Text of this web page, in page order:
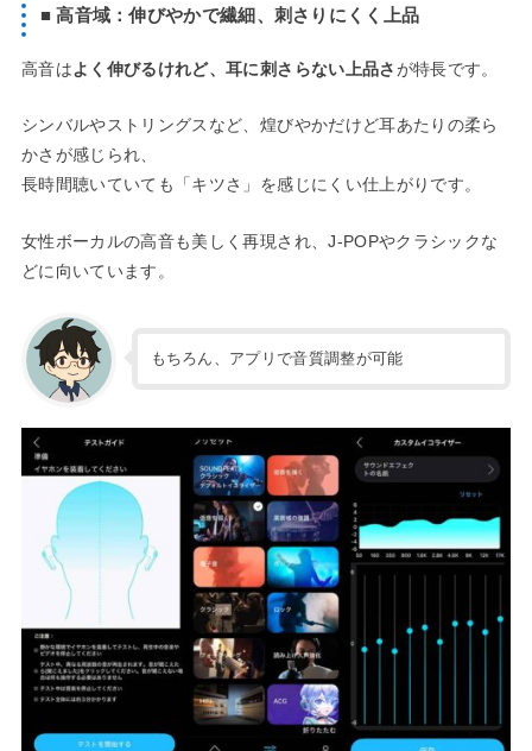
■ 高音域：伸びやかで繊細、刺さりにくく上品
高音はよく伸びるけれど、耳に刺さらない上品さが特長です。
シンバルやストリングスなど、煌びやかだけど耳あたりの柔ら
かさが感じられ、
長時間聴いていても「キツさ」を感じにくい仕上がりです。
女性ボーカルの高音も美しく再現され、J-POPやクラシックな
どに向いています。
もちろん、アプリで音質調整が可能